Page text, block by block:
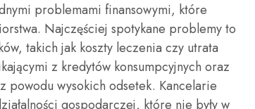
problemami finansowymi, które
Najczęściej spotykane problemy to
takich jak koszty leczenia czy utrata
z kredytów konsumpcyjnych oraz
powodu wysokich odsetek. Kancelarie
gospodarczej, które nie były w